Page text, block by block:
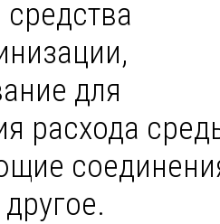
для
расхода